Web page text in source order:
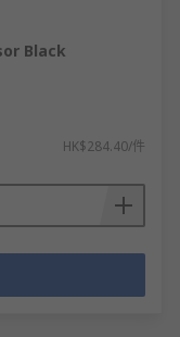
Black
HK$284.40/件